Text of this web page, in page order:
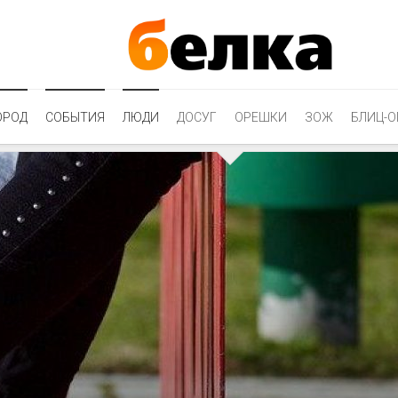
СОБЫТИЯ ЛЮДИ ДОСУГ ОРЕШКИ ЗОЖ БЛИЦ-